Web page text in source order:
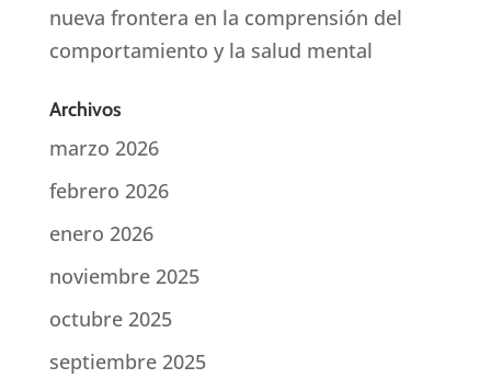
nueva frontera en la comprensión del
comportamiento y la salud mental
Archivos
marzo 2026
febrero 2026
enero 2026
noviembre 2025
octubre 2025
septiembre 2025